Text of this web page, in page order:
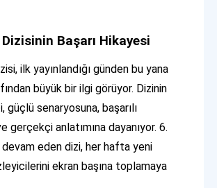
Dizisinin Başarı Hikayesi
ilk yayınlandığı günden bu yana
büyük bir ilgi görüyor. Dizinin
güçlü senaryosuna, başarılı
gerçekçi anlatımına dayanıyor. 6.
eden dizi, her hafta yeni
ekran başına toplamaya